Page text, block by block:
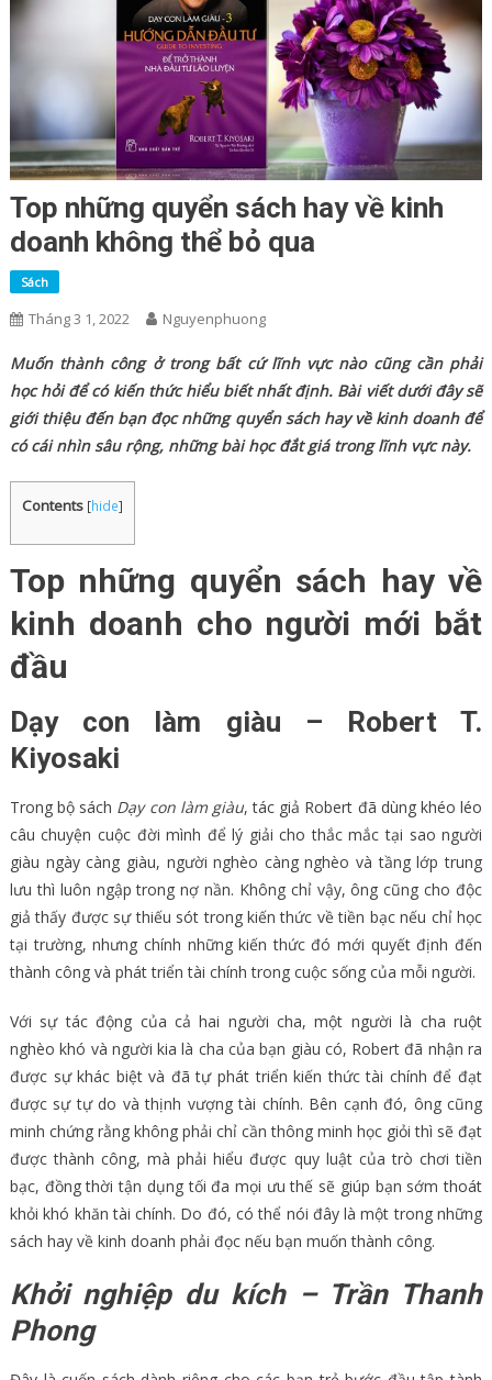
Top những quyển sách hay về kinh
doanh không thể bỏ qua
Sách
Tháng 3 1, 2022 Nguyenphuong
Muốn thành công ở trong bất cứ lĩnh vực nào cũng cần phải
học hỏi để có kiến thức hiểu biết nhất định. Bài viết dưới đây sẽ
giới thiệu đến bạn đọc những quyển sách hay về kinh doanh để
có cái nhìn sâu rộng, những bài học đắt giá trong lĩnh vực này.
Contents [hide]
Top những quyển sách hay về
kinh doanh cho người mới bắt
đầu
Dạy con làm giàu – Robert T.
Kiyosaki
Trong bộ sách Dạy con làm giàu, tác giả Robert đã dùng khéo léo
câu chuyện cuộc đời mình để lý giải cho thắc mắc tại sao người
giàu ngày càng giàu, người nghèo càng nghèo và tầng lớp trung
lưu thì luôn ngập trong nợ nần. Không chỉ vậy, ông cũng cho độc
giả thấy được sự thiếu sót trong kiến thức về tiền bạc nếu chỉ học
tại trường, nhưng chính những kiến thức đó mới quyết định đến
thành công và phát triển tài chính trong cuộc sống của mỗi người.
Với sự tác động của cả hai người cha, một người là cha ruột
nghèo khó và người kia là cha của bạn giàu có, Robert đã nhận ra
được sự khác biệt và đã tự phát triển kiến thức tài chính để đạt
được sự tự do và thịnh vượng tài chính. Bên cạnh đó, ông cũng
minh chứng rằng không phải chỉ cần thông minh học giỏi thì sẽ đạt
được thành công, mà phải hiểu được quy luật của trò chơi tiền
bạc, đồng thời tận dụng tối đa mọi ưu thế sẽ giúp bạn sớm thoát
khỏi khó khăn tài chính. Do đó, có thể nói đây là một trong những
sách hay về kinh doanh phải đọc nếu bạn muốn thành công.
Khởi nghiệp du kích – Trần Thanh
Phong